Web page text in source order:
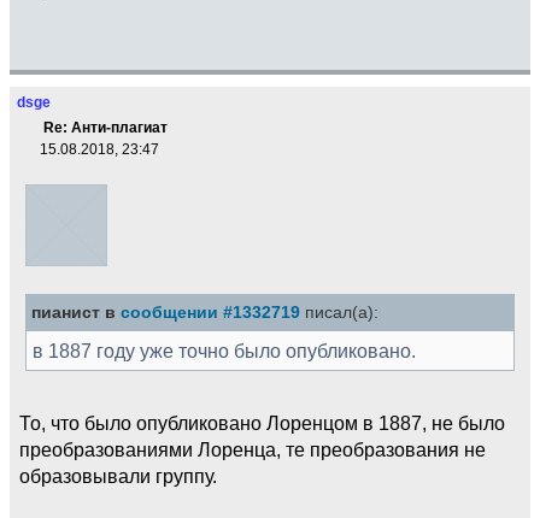
dsge
Re: Анти-плагиат
15.08.2018, 23:47
пианист в сообщении #1332719 писал(а):
в 1887 году уже точно было опубликовано.
То, что было опубликовано Лоренцом в 1887, не было
преобразованиями Лоренца, те преобразования не
образовывали группу.